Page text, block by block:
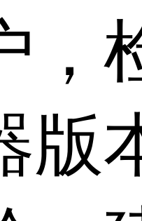
，
版